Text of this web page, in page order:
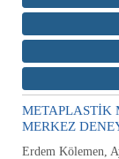
METAPLASTİK
MERKEZ
Erdem Kölemen,